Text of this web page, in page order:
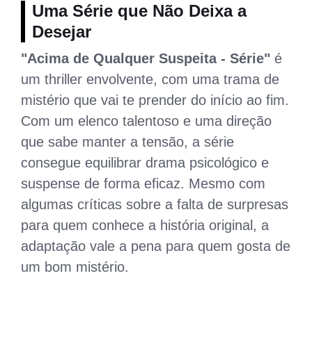
Uma Série que Não Deixa a
Desejar
"Acima de Qualquer Suspeita - Série" é
um thriller envolvente, com uma trama de
mistério que vai te prender do início ao fim.
Com um elenco talentoso e uma direção
que sabe manter a tensão, a série
consegue equilibrar drama psicológico e
suspense de forma eficaz. Mesmo com
algumas críticas sobre a falta de surpresas
para quem conhece a história original, a
adaptação vale a pena para quem gosta de
um bom mistério.